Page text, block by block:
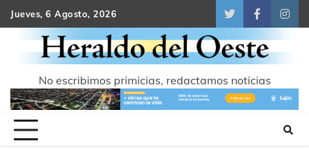
Skip
to
content
Jueves, 6 Agosto, 2026
TwitterFacebook
No escribimos primicias, redactamos noticias